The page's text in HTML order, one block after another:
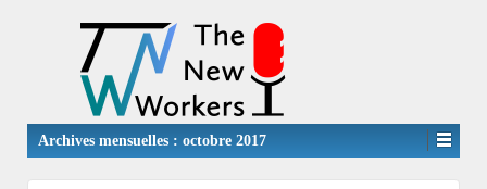
Archives mensuelles : octobre 2017